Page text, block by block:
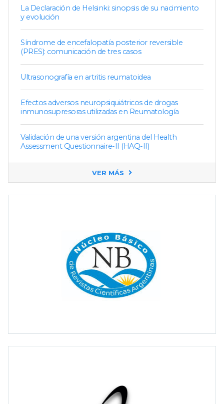
La Declaración de Helsinki: sinopsis de su nacimiento
y evolución
Síndrome de encefalopatía posterior reversible
(PRES): comunicación de tres casos
Ultrasonografía en artritis reumatoidea
Efectos adversos neuropsiquiátricos de drogas
inmunosupresoras utilizadas en Reumatología
Validación de una versión argentina del Health
Assessment Questionnaire-II (HAQ-II)
VER MÁS